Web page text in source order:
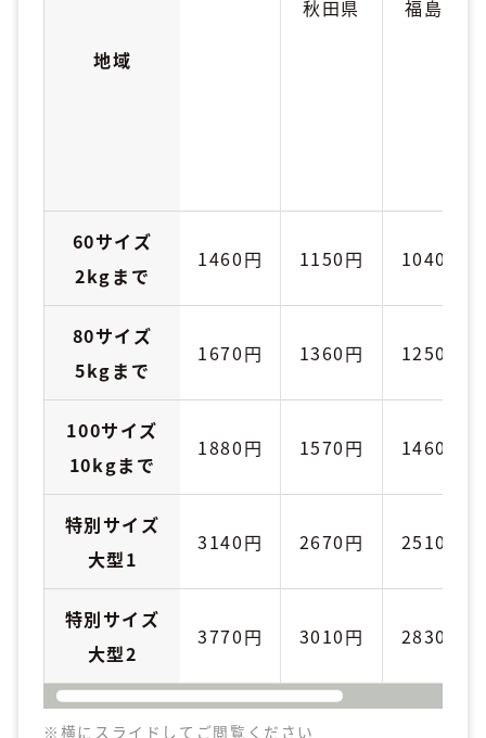
地域
秋田県
福島県
60サイズ
2kgまで
1460円 1150円 1040円
80サイズ
5kgまで
1670円 1360円 1250円
100サイズ
10kgまで
1880円 1570円 1460円
特別サイズ
大型1
3140円 2670円 2510円
特別サイズ
大型2
3770円 3010円 2830円
※横にスライドしてご閲覧ください